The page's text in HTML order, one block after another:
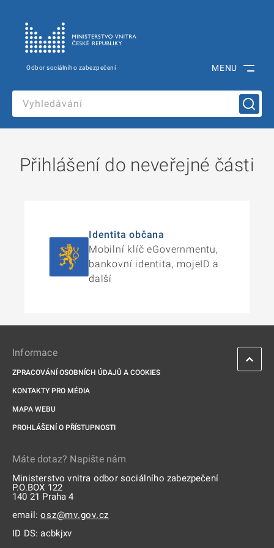
Odbor sociálního zabezpečení MENU
Přihlášení do neveřejné části
Identita občana
Mobilní klíč eGovernmentu,
bankovní identita, mojeID a
další
Informace
ZPRACOVÁNÍ OSOBNÍCH ÚDAJŮ A COOKIES
KONTAKTY PRO MÉDIA
MAPA WEBU
PROHLÁŠENÍ O PŘÍSTUPNOSTI
Máte dotaz? Napište nám
Ministerstvo vnitra odbor sociálního zabezpečení
P.O.BOX 122
140 21 Praha 4
email:osz@mv.gov.cz
ID DS: acbkjxv